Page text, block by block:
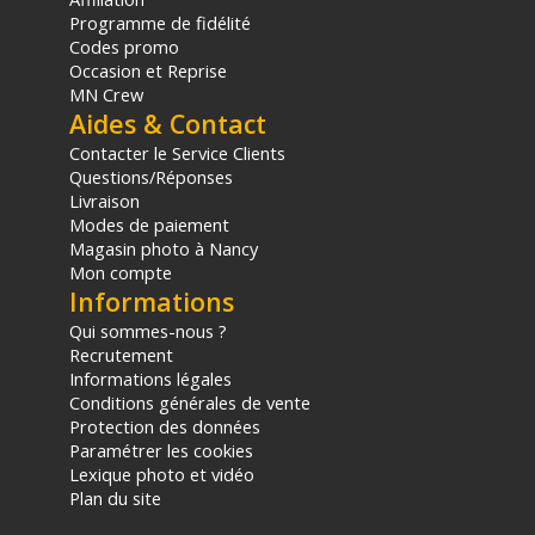
Code EAN Ilford Papier MULTIGRADE FB WARMTONE 1K
24,0X30,5 - 50 Feuilles - Papier photo labo - Achat et prix :
19498865466
(1) Offre valable jusqu'au 31 Décembre 2030 à partir de 49 euros
d'achat, sur la base d'une expédition Chronopost 24H vers un point
relais situé en France continentale uniquement, valable uniquement
sur les produits de moins de 1m et moins de 20Kg.
(2) Sous réserve d'éligibilité.
(3) Nombre de points Fidélité estimés, hors remises au panier, basé
sur le prix TTC en €, les points seront effectivement calculés dans le
Programme de fidélité
Codes promo
Occasion et Reprise
MN Crew
Aides & Contact
Contacter le Service Clients
Questions/Réponses
Livraison
Modes de paiement
Magasin photo à Nancy
Mon compte
Informations
Qui sommes-nous ?
Recrutement
Informations légales
Conditions générales de vente
Protection des données
Paramétrer les cookies
Lexique photo et vidéo
Plan du site